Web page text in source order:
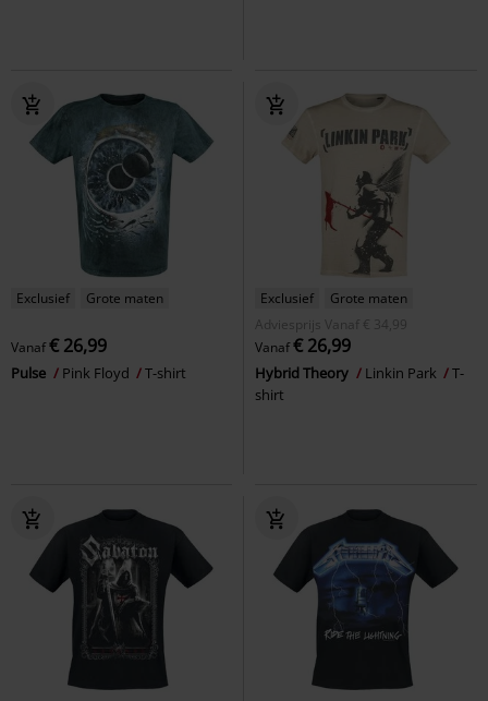
Exclusief Grote maten
Vanaf€ 26,99
Pulse Pink Floyd T-shirt
Exclusief
Grote maten
Adviesprijs
Vanaf € 34,99
Vanaf€ 26,99
Hybrid Theory Linkin Park
T-
shirt